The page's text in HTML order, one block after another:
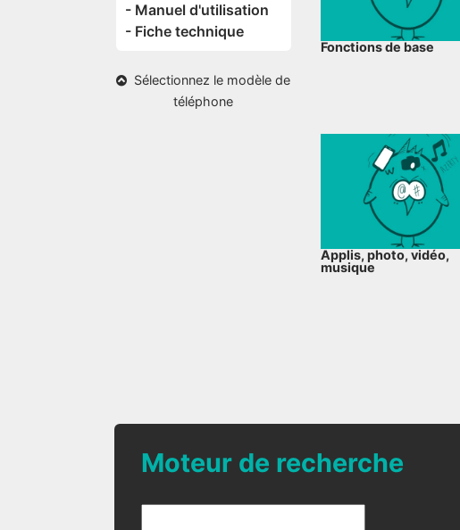
- Manuel d'utilisation
- Fiche technique
Sélectionnez le modèle de
téléphone
Fonctions de base
Applis, photo, vidéo,
musique
Moteur de recherche